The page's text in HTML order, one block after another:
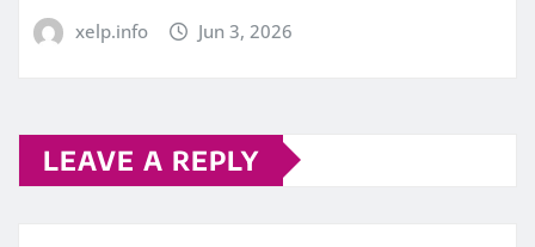
xelp.info Jun 3, 2026
LEAVE A REPLY